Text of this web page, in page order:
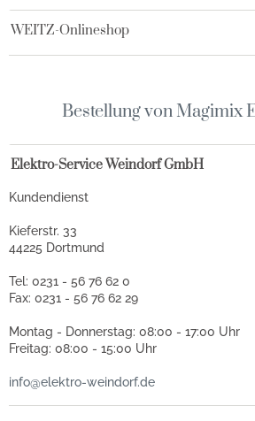
WEITZ-Onlineshop
Bestellung von Magimix
Elektro-Service Weindorf GmbH
Kundendienst
Kieferstr. 33
44225 Dortmund
Tel: 0231 - 56 76 62 0
Fax: 0231 - 56 76 62 29
Montag - Donnerstag: 08:00 - 17:00 Uhr
Freitag: 08:00 - 15:00 Uhr
info@elektro-weindorf.de